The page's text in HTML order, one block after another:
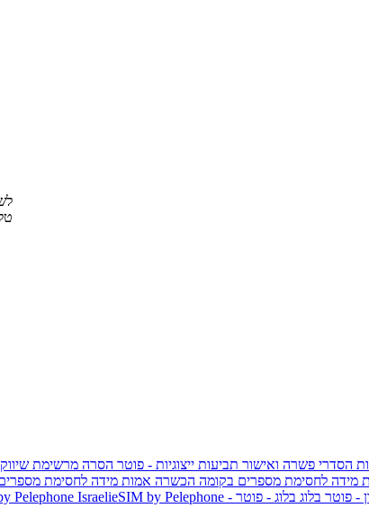
הסדרי פשרה ואישור תביעות ייצוגיות - פוטר הסרה מרשימת שיווק
מידה לחסימת מספרים בקומה הכשרה אמות מידה לחסימת
Pelephone - פוטר בלוג בלוג - פוטר